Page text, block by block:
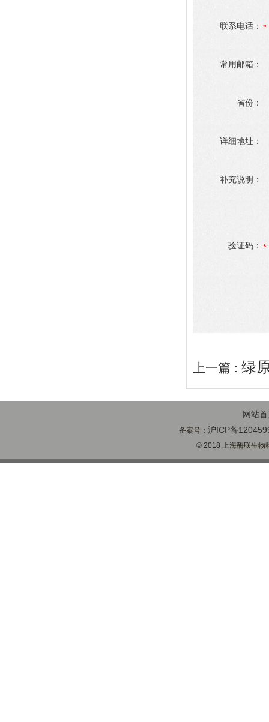
联系电话：
常用邮箱：
省份：
详细地址：
补充说明：
验证码：
上一篇 : 绿
网站
备案号：沪ICP备
© 2018 上海酶联生物